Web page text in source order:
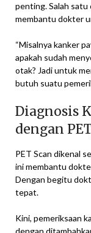
penting. Salah satu
membantu dokter
“Misalnya kanker
apakah sudah
otak? Jadi untuk
butuh suatu
Diagnosis
dengan
PET Scan dikenal
ini membantu
Dengan begitu
tepat.
Kini, pemeriksaan
dengan